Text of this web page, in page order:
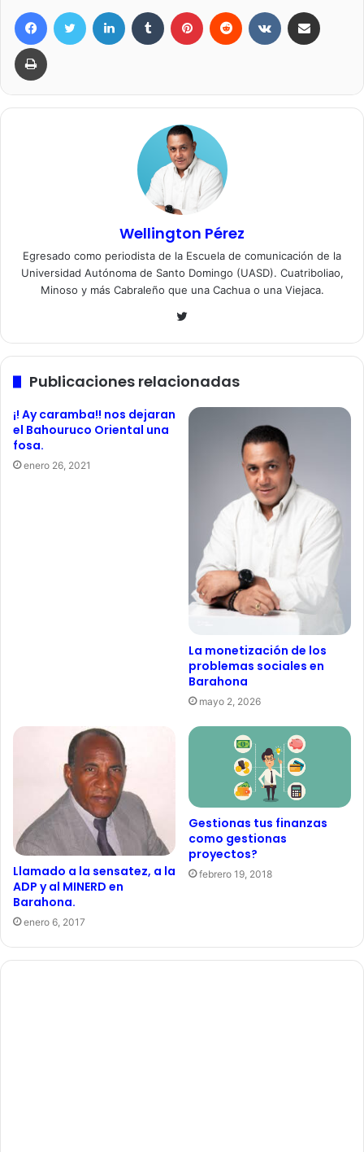
FacebookTwitter LinkedIn Tumblr Pinterest Reddit VKontakte
Imprimir
Wellington Pérez
Egresado como periodista de la Escuela de comunicación de la
Universidad Autónoma de Santo Domingo (UASD). Cuatriboliao,
Minoso y más Cabraleño que una Cachua o una Viejaca.
Twitter
Publicaciones relacionadas
¡! Ay caramba!! nos dejaran
el Bahouruco Oriental una
fosa.
enero 26, 2021
La monetización de los
problemas sociales en
Barahona
mayo 2, 2026
Llamado a la sensatez, a la
ADP y al MINERD en
Barahona.
enero 6, 2017
Gestionas tus finanzas
como gestionas
proyectos?
febrero 19, 2018